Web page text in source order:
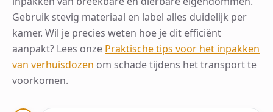
Gebruik stevig materiaal en label alles duidelijk per
kamer. Wil je precies weten hoe je dit efficiënt
aanpakt? Lees onze Praktische tips voor het inpakken
van verhuisdozen om schade tijdens het transport te
voorkomen.